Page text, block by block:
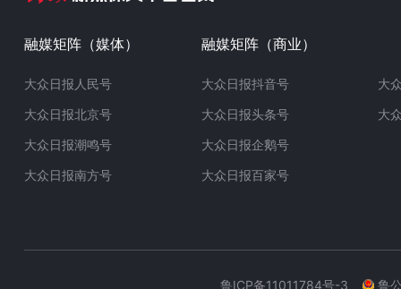
融媒矩阵（媒体）
大众日报人民号
大众日报北京号
大众日报潮鸣号
大众日报南方号
融媒矩阵（商业）
大众日报抖音号
大众日报头条号
大众日报企鹅号
大众日报百家号
大
大
鲁ICP备11011784号-3 鲁